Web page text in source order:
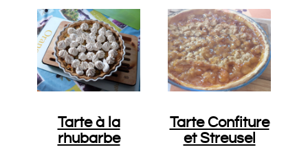
Tarte à la
rhubarbe
Tarte Confiture
et Streusel